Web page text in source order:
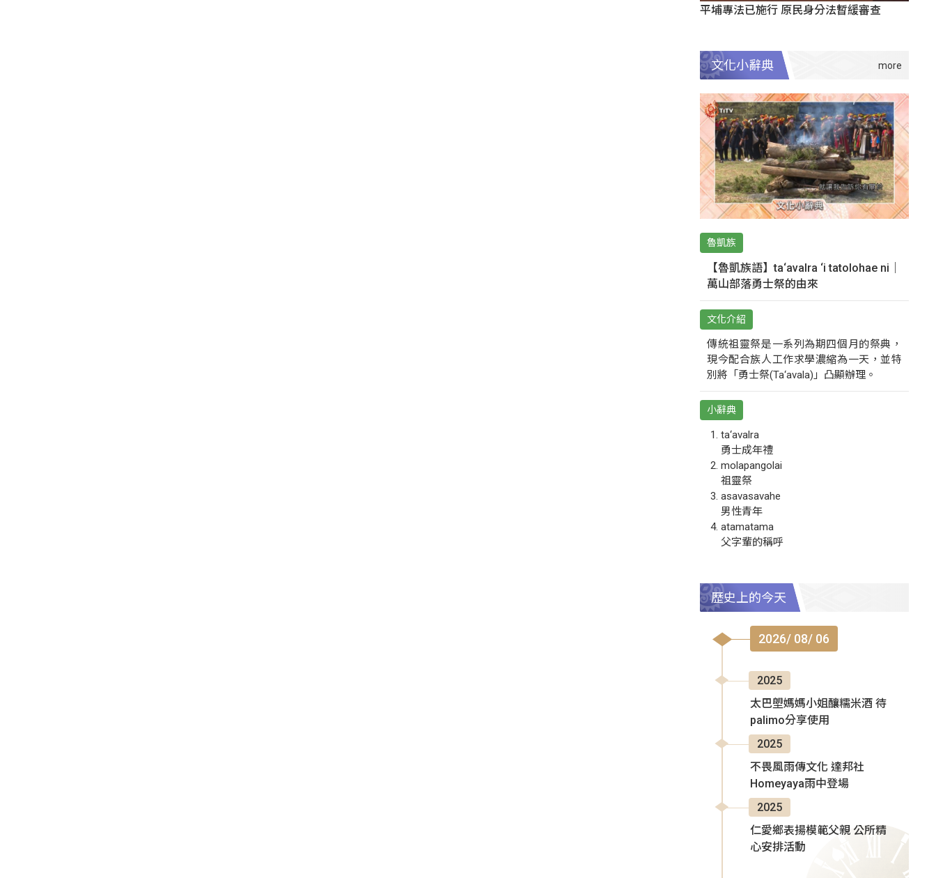
平埔專法已施行 原民身分法暫緩審查
文化小辭典
魯凱族
【魯凱族語】ta‘avalra ‘i tatolohae ni｜
萬山部落勇士祭的由來
文化介紹
傳統祖靈祭是一系列為期四個月的祭典，
現今配合族人工作求學濃縮為一天，並特
別將「勇士祭(Ta‘avala)」凸顯辦理。
小辭典
ta‘avalra
勇士成年禮
molapangolai
祖靈祭
asavasavahe
男性青年
atamatama
父字輩的稱呼
歷史上的今天
2026/ 08/ 06
2025
太巴塱媽媽小姐釀糯米酒 待
palimo分享使用
2025
不畏風雨傳文化 達邦社
Homeyaya雨中登場
2025
仁愛鄉表揚模範父親 公所精
心安排活動